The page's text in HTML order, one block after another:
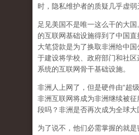
时，隐私维护者的质疑几乎虚弱
足见美国不是唯一这么干的大
的互联网基础设施得到了中国直
大笔贷款是为了换取非洲给中国
于建设将学校、政府部门和社
系统的互联网骨干基础设施。
非洲人上网了，但是硬件由“超级
非洲互联网将成为非洲继续被
段吗？非洲是否再次成为全球大
为了说不，他们必需掌握的就是